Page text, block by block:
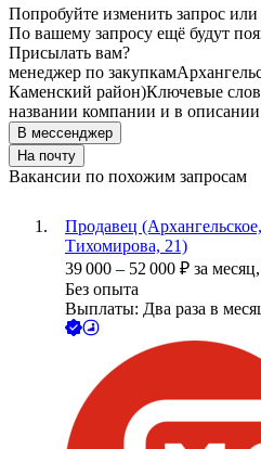
Попробуйте изменить запрос
По вашему запросу ещё будут
Присылать вам?
менеджер по закупкам
Каменский район)Ключевые
названии компании и в
В мессенджер
На почту
Вакансии по похожим запросам
Продавец
Тихомирова, 21)
39 000 – 52 000 ₽ за месяц,
Без опыта
Выплаты: Два раза в